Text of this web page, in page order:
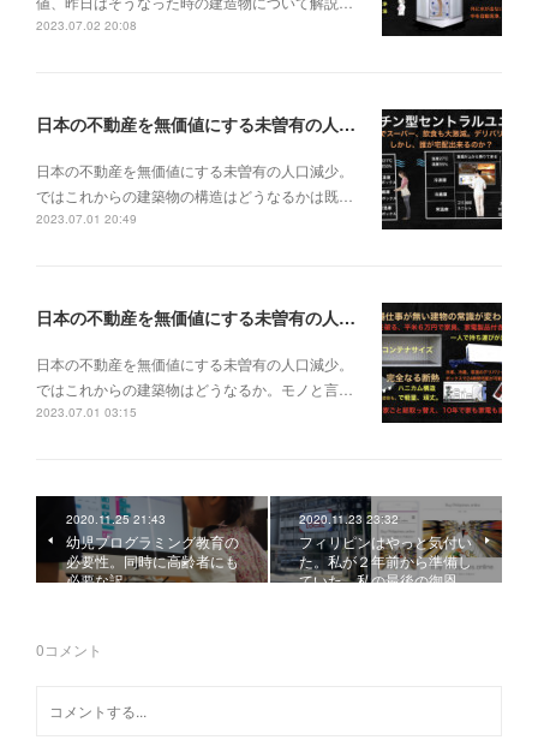
2023.07.02 20:08
日本の不動産を無価値にする未曽有の人口減少。ではこれからの建築物の構造はどうなるかは既に解説した。今はその内部の内容。その1
日本の不動産を無価値にする未曽有の人口減少。
ではこれからの建築物の構造はどうなるかは既…
2023.07.01 20:49
日本の不動産を無価値にする未曽有の人口減少。ではこれからの建築物はどうなるか。
日本の不動産を無価値にする未曽有の人口減少。
ではこれからの建築物はどうなるか。モノと言…
2023.07.01 03:15
2020.11.25 21:43
幼児プログラミング教育の
必要性。同時に高齢者にも
必要な訳。
2020.11.23 23:32
フィリピンはやっと気付い
た。私が２年前から準備し
ていた。私の最後の御恩…
0コメント